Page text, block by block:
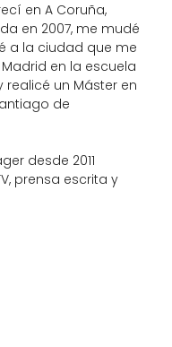
en A Coruña,
en 2007, me mudé
a la ciudad que me
en la escuela
realicé un Máster en
de
desde 2011
prensa escrita y